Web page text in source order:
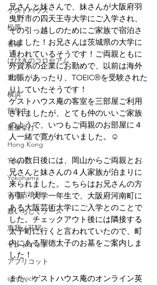
ゲストハウス
松原
香港
はびきのコロセアム
東京
横浜
留学生
重量挙げ
Hong Kong
Tokyo
Yokohama
古市古墳群
鼓いちじくソース
恵我ノ荘駅
サンドイッチ
アプリコット
sandwich
兄さんと妹さんで、妹さんが大阪府羽
曳野市の四天王寺大学にご入学され、
その引っ越しのためにご家族で宿泊さ
れました！お兄さんは茨城県の大学に
通われているそうです！ご両親ともに
外資系の企業にお勤めで、以前は海外
出張があったり、TOEIC®を受験された
りしていたそうです！
ゲストハウス庵の客室を三部屋ご利用
されましたが、とても仲のいいご家族
のようで、いつもご両親のお部屋に４
人一緒で寛がれていました。☺
その数日後には、岡山からご両親とお
兄さんと妹さんの４人家族が泊まりに
来られました。こちらはお兄さんの方
が新・大学一年生で、大阪府河南町に
ある大阪芸術大学にご入学とのことで
した。チェックアウト後には隣接する
太子町に行くと言われていたので、町
内にある聖徳太子のお墓をご案内しま
した！
また、ゲストハウス庵のオンライン英